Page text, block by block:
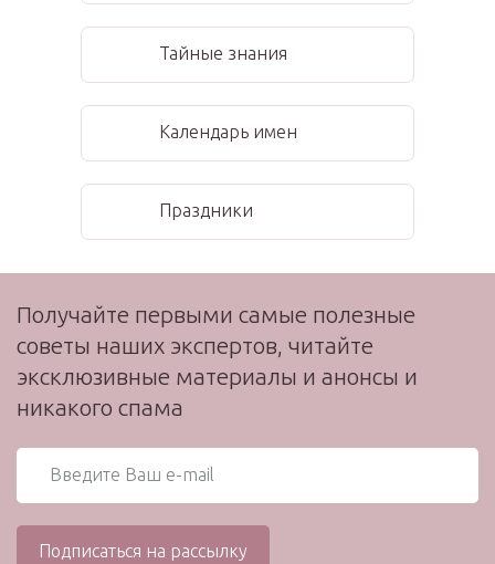
Тайные знания
Календарь имен
Праздники
Получайте первыми самые полезные
советы наших экспертов, читайте
эксклюзивные материалы и анонсы и
никакого спама